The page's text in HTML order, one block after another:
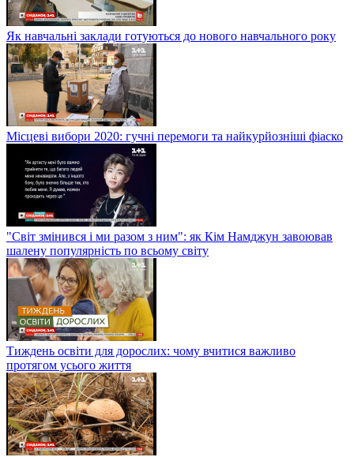
Як навчальні заклади готуються до нового навчального року
Місцеві вибори 2020: гучні перемоги та найкурйозніші фіаско
"Світ змінився і ми разом з ним": як Кім Намджун завоював
шалену популярність по всьому світу
Тиждень освіти для дорослих: чому вчитися важливо
протягом усього життя